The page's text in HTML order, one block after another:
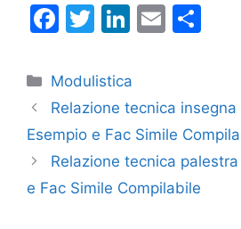
F
c
e
b
o
o
T
itt
er
Li
k
e
dI
n
E
l
di
vi
di
Categorie
Modulistica
Relazione tecnica
Esempio e Fac Simile
Relazione tecnica
e Fac Simile Compilabile